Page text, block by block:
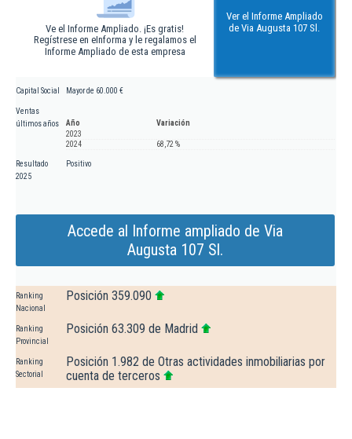
Ve el Informe Ampliado. ¡Es gratis!
Regístrese en eInforma y le regalamos el
Informe Ampliado de esta empresa
Ver el Informe Ampliado
de Via Augusta 107 Sl.
Capital Social Mayor de 60.000 €
Ventas
últimos años
Año
Variación
2023
2024
68,72 %
Resultado
2025
Positivo
Accede al Informe ampliado de Via
Augusta 107 Sl.
Ranking
Nacional
Posición 359.090
Ranking
Provincial
Posición 63.309 de Madrid
Ranking
Sectorial
Posición 1.982 de Otras actividades inmobiliarias por
cuenta de terceros